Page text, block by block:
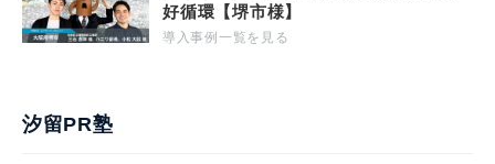
好循環【堺市様】
導入事例一覧を見る
汐留PR塾